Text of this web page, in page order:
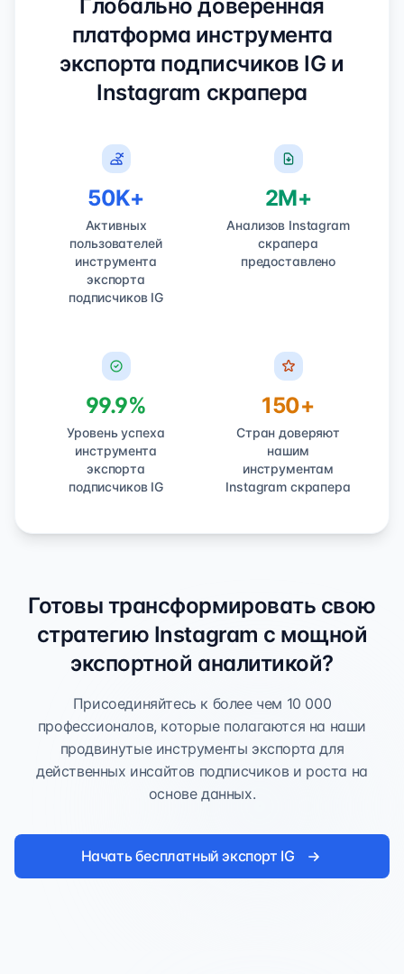
Глобально доверенная
платформа инструмента
экспорта подписчиков IG и
Instagram скрапера
50K+
Активных
пользователей
инструмента
экспорта
подписчиков IG
2M+
Анализов Instagram
скрапера
предоставлено
99.9%
Уровень успеха
инструмента
экспорта
подписчиков IG
150+
Стран доверяют
нашим
инструментам
Instagram скрапера
Готовы трансформировать свою
стратегию Instagram с мощной
экспортной аналитикой?
Присоединяйтесь к более чем 10 000
профессионалов, которые полагаются на наши
продвинутые инструменты экспорта для
действенных инсайтов подписчиков и роста на
основе данных.
Начать бесплатный экспорт IG